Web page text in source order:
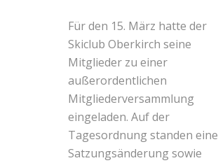
Für den 15. März hatte der
Skiclub Oberkirch seine
Mitglieder zu einer
außerordentlichen
Mitgliederversammlung
eingeladen. Auf der
Tagesordnung standen eine
Satzungsänderung sowie